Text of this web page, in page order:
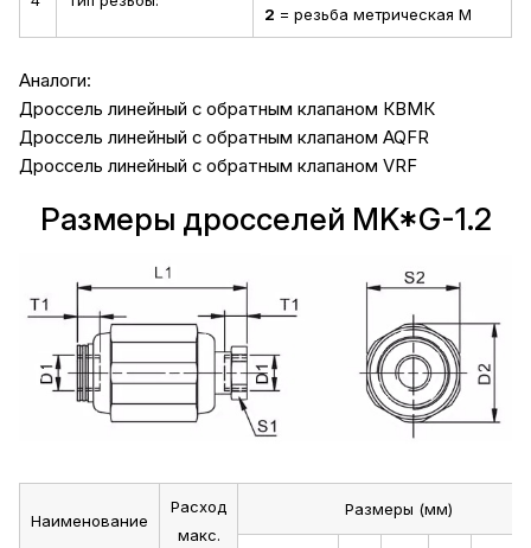
2 = резьба метрическая М
Аналоги:
Дроссель линейный с обратным клапаном КВМК
Дроссель линейный с обратным клапаном AQFR
Дроссель линейный с обратным клапаном VRF
Размеры дросселей MK*G-1.2
Наименование
Расход
макс.
Размеры (мм)